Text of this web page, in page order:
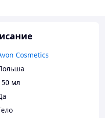
Cosmetics
мл